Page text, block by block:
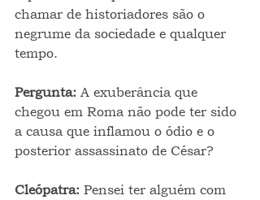
chamar de historiadores são o
negrume da sociedade e qualquer
tempo.
Pergunta: A exuberância que
chegou em Roma não pode ter sido
a causa que inflamou o ódio e o
posterior assassinato de César?
Cleópatra: Pensei ter alguém com